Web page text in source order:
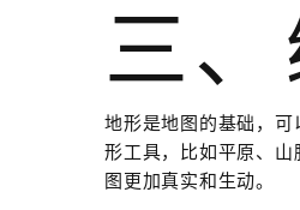
三
地形是地图的基础，
形工具，比如平原、
图更加真实和生动。